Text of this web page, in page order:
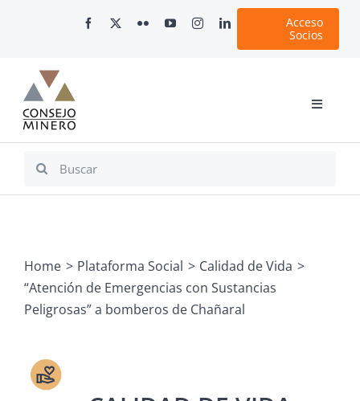
Acceso
Socios
Toggle
Plataformas Digitales
Comunicaciones
Search
Home Plataforma Social
Calidad de Vida
“Atención de Emergencias con Sustancias
Peligrosas” a bomberos de Chañaral